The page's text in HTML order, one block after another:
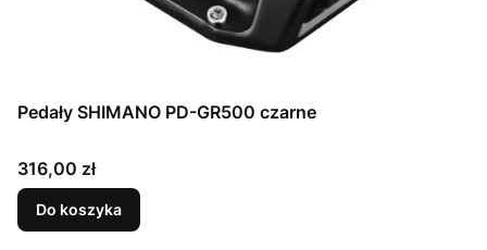
Pedały SHIMANO PD-GR500 czarne
Cena
316,00 zł
Do koszyka